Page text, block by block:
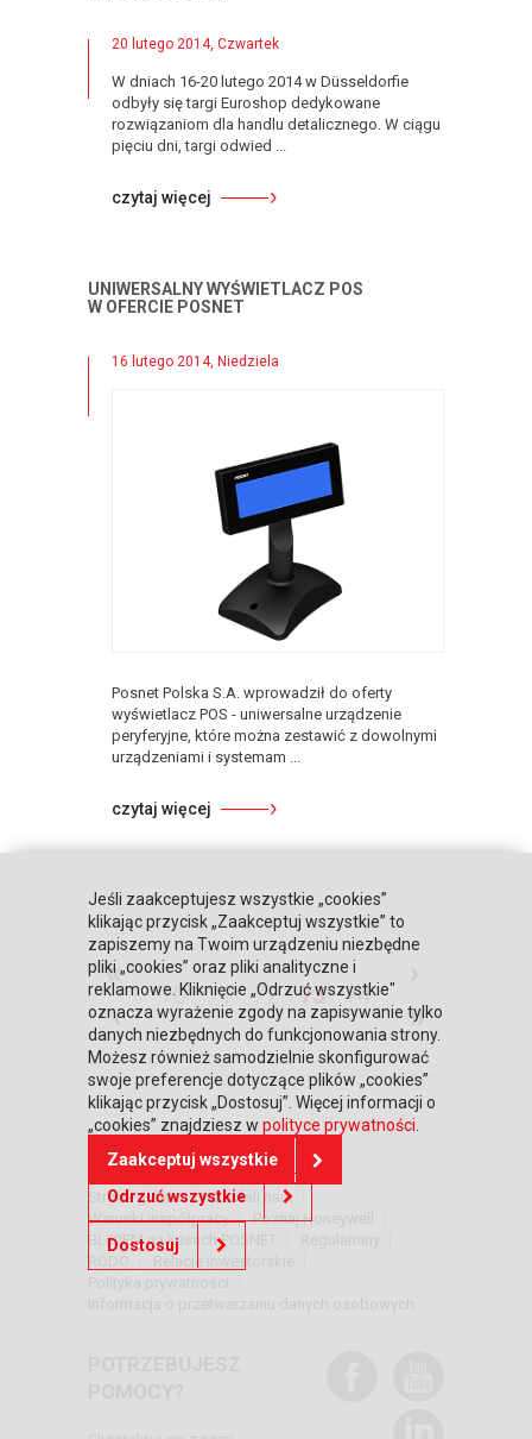
20 lutego 2014, Czwartek
W dniach 16-20 lutego 2014 w Düsseldorfie
odbyły się targi Euroshop dedykowane
rozwiązaniom dla handlu detalicznego. W ciągu
pięciu dni, targi odwied ...
czytaj więcej
UNIWERSALNY WYŚWIETLACZ POS
W OFERCIE POSNET
16 lutego 2014, Niedziela
Posnet Polska S.A. wprowadził do oferty
wyświetlacz POS - uniwersalne urządzenie
peryferyjne, które można zestawić z dowolnymi
urządzeniami i systemam ...
czytaj więcej
«
‹
70 71 72 73 74
»
DOWIEDZ SIĘ WIĘCEJ
Strona główna
Zaufali nam
Warunki współpracy
Poznaj Honeywell
BLIKIEM na kasach POSNET
Relacje inwestorskie
Jeśli zaakceptujesz wszystkie „cookies”
klikając przycisk „Zaakceptuj wszystkie” to
zapiszemy na Twoim urządzeniu niezbędne
pliki „cookies” oraz pliki analityczne i
reklamowe. Kliknięcie „Odrzuć wszystkie"
oznacza wyrażenie zgody na zapisywanie tylko
danych niezbędnych do funkcjonowania strony.
Możesz również samodzielnie skonfigurować
swoje preferencje dotyczące plików „cookies”
klikając przycisk „Dostosuj”. Więcej informacji o
„cookies” znajdziesz w polityce prywatności.
Zaakceptuj wszystkie
Odrzuć wszystkie
Dostosuj